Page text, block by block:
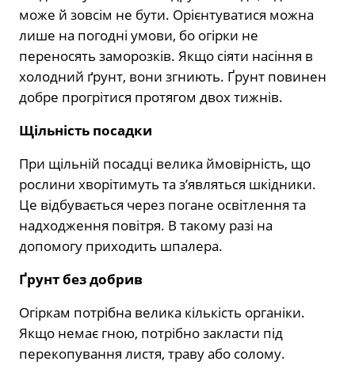
може й зовсім не бути. Орієнтуватися можна
лише на погодні умови, бо огірки не
переносять заморозків. Якщо сіяти насіння в
холодний ґрунт, вони згниють. Ґрунт повинен
добре прогрітися протягом двох тижнів.
Щільність посадки
При щільній посадці велика ймовірність, що
рослини хворітимуть та з’являться шкідники.
Це відбувається через погане освітлення та
надходження повітря. В такому разі на
допомогу приходить шпалера.
Ґрунт без добрив
Огіркам потрібна велика кількість органіки.
Якщо немає гною, потрібно закласти під
перекопування листя, траву або солому.